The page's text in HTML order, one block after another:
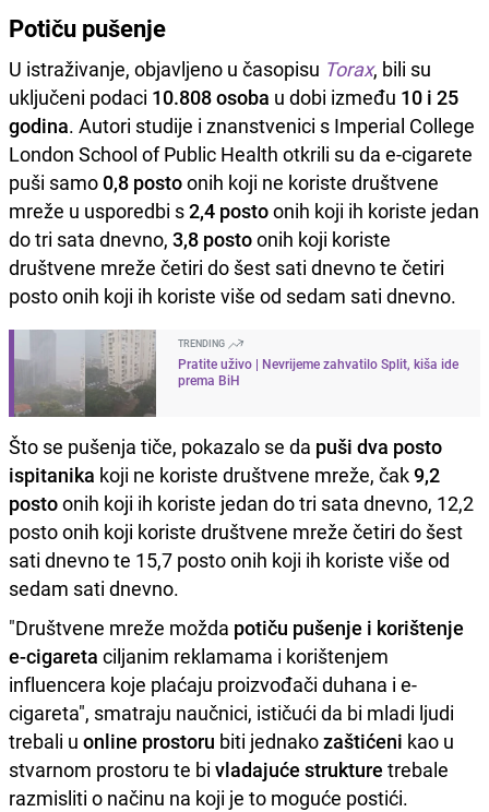
Potiču pušenje
U istraživanje, objavljeno u časopisu Torax, bili su
uključeni podaci 10.808 osoba u dobi između 10 i 25
godina. Autori studije i znanstvenici s Imperial College
London School of Public Health otkrili su da e-cigarete
puši samo 0,8 postoonih koji ne koriste društvene
mreže u usporedbi s2,4 postoonih koji ih koriste jedan
do tri sata dnevno, 3,8 postoonih koji koriste
društvene mreže četiri do šest sati dnevno te četiri
posto onih koji ih koriste više od sedam sati dnevno.
TRENDING
Pratite uživo | Nevrijeme zahvatilo Split, kiša ide
prema BiH
Što se pušenja tiče, pokazalo se da puši dva posto
ispitanika koji ne koriste društvene mreže, čak9,2
postoonih koji ih koriste jedan do tri sata dnevno, 12,2
posto onih koji koriste društvene mreže četiri do šest
sati dnevno te 15,7 posto onih koji ih koriste više od
sedam sati dnevno.
"Društvene mreže možda potiču pušenje i korištenje
e-cigareta ciljanim reklamama i korištenjem
influencera koje plaćaju proizvođači duhana i e-
cigareta", smatraju naučnici, ističući da bi mladi ljudi
trebali u online prostoru biti jednakozaštićeni kao u
stvarnom prostoru te bi vladajuće strukture trebale
razmisliti o načinu na koji je to moguće postići.